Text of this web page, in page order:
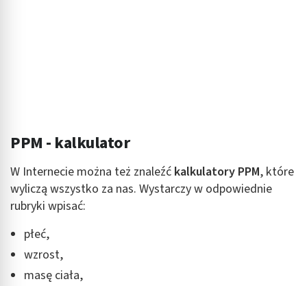
PPM - kalkulator
W Internecie można też znaleźć kalkulatory PPM, które
wyliczą wszystko za nas. Wystarczy w odpowiednie
rubryki wpisać:
płeć,
wzrost,
masę ciała,